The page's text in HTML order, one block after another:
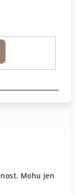
hvězdiček.
Mohu jen